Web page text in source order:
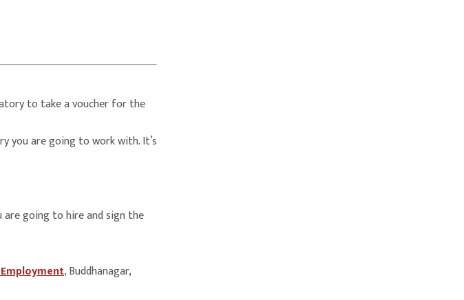
to take a voucher for the
you are going to work with. It’s
going to hire and sign the
, Buddhanagar,